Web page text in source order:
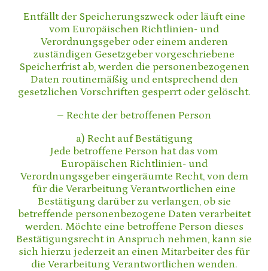
Entfällt der Speicherungszweck oder läuft eine
vom Europäischen Richtlinien- und
Verordnungsgeber oder einem anderen
zuständigen Gesetzgeber vorgeschriebene
Speicherfrist ab, werden die personenbezogenen
Daten routinemäßig und entsprechend den
gesetzlichen Vorschriften gesperrt oder gelöscht.
– Rechte der betroffenen Person
a) Recht auf Bestätigung
Jede betroffene Person hat das vom
Europäischen Richtlinien- und
Verordnungsgeber eingeräumte Recht, von dem
für die Verarbeitung Verantwortlichen eine
Bestätigung darüber zu verlangen, ob sie
betreffende personenbezogene Daten verarbeitet
werden. Möchte eine betroffene Person dieses
Bestätigungsrecht in Anspruch nehmen, kann sie
sich hierzu jederzeit an einen Mitarbeiter des für
die Verarbeitung Verantwortlichen wenden.